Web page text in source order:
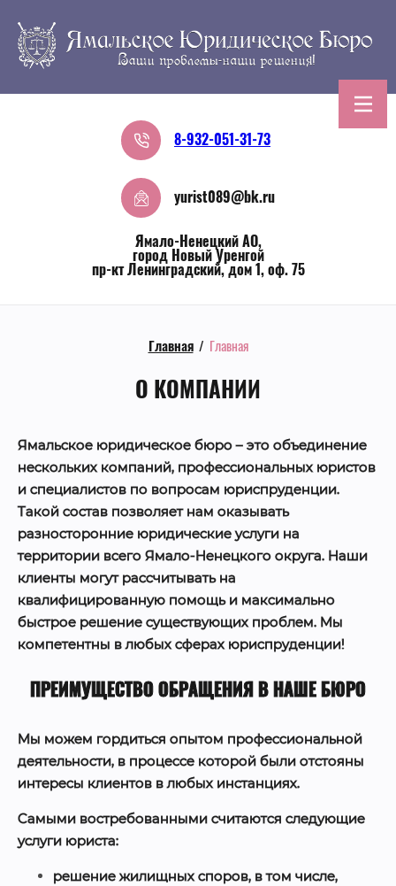
Ямало-Ненецкий АО,
город Новый Уренгой
пр-кт Ленинградский, дом 1, оф. 75
8-932-051-31-73
yurist089@bk.ru
Главная / Главная
О КОМПАНИИ
Ямальское юридическое бюро – это объединение
нескольких компаний, профессиональных юристов
и специалистов по вопросам юриспруденции.
Такой состав позволяет нам оказывать
разносторонние юридические услуги на
территории всего Ямало-Ненецкого округа. Наши
клиенты могут рассчитывать на
квалифицированную помощь и максимально
быстрое решение существующих проблем. Мы
компетентны в любых сферах юриспруденции!
ПРЕИМУЩЕСТВО ОБРАЩЕНИЯ В НАШЕ БЮРО
Мы можем гордиться опытом профессиональной
деятельности, в процессе которой были отстояны
интересы клиентов в любых инстанциях.
Самыми востребованными считаются следующие
услуги юриста:
решение жилищных споров, в том числе,